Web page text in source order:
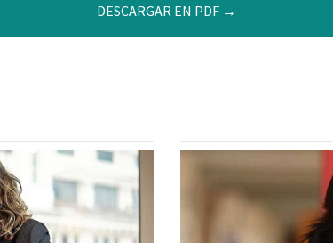
DESCARGAR EN PDF →